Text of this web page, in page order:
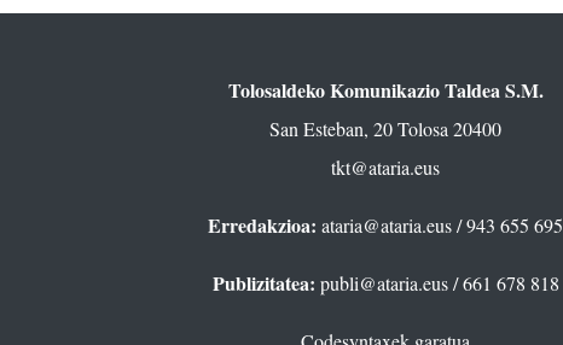
Tolosaldeko Komunikazio Taldea S.M.
San Esteban, 20 Tolosa 20400
tkt@ataria.eus
Erredakzioa: ataria@ataria.eus/ 943 655 695
Publizitatea: publi@ataria.eus/ 661 678 818